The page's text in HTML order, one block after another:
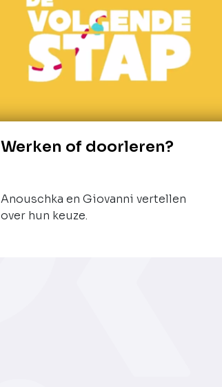
Werken of doorleren?
Anouschka en Giovanni vertellen
over hun keuze.